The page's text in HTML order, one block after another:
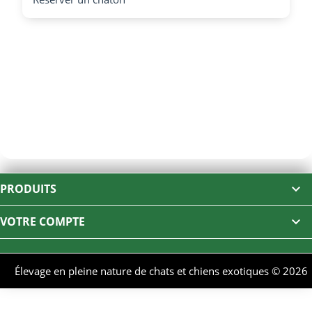
👑✨ CHATONS BENGAL HAUT DE GAMME
PRODUITS 
VOTRE COMPTE 
Élevage en pleine nature de chats et chiens exotiques © 2026